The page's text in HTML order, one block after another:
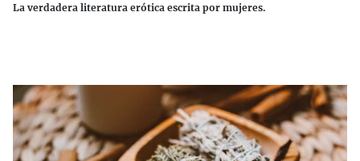
La verdadera literatura erótica escrita por mujeres.